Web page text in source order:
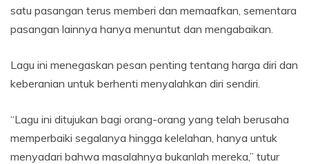
satu pasangan terus memberi dan memaafkan, sementara
pasangan lainnya hanya menuntut dan mengabaikan.
Lagu ini menegaskan pesan penting tentang harga diri dan
keberanian untuk berhenti menyalahkan diri sendiri.
“Lagu ini ditujukan bagi orang-orang yang telah berusaha
memperbaiki segalanya hingga kelelahan, hanya untuk
menyadari bahwa masalahnya bukanlah mereka,” tutur